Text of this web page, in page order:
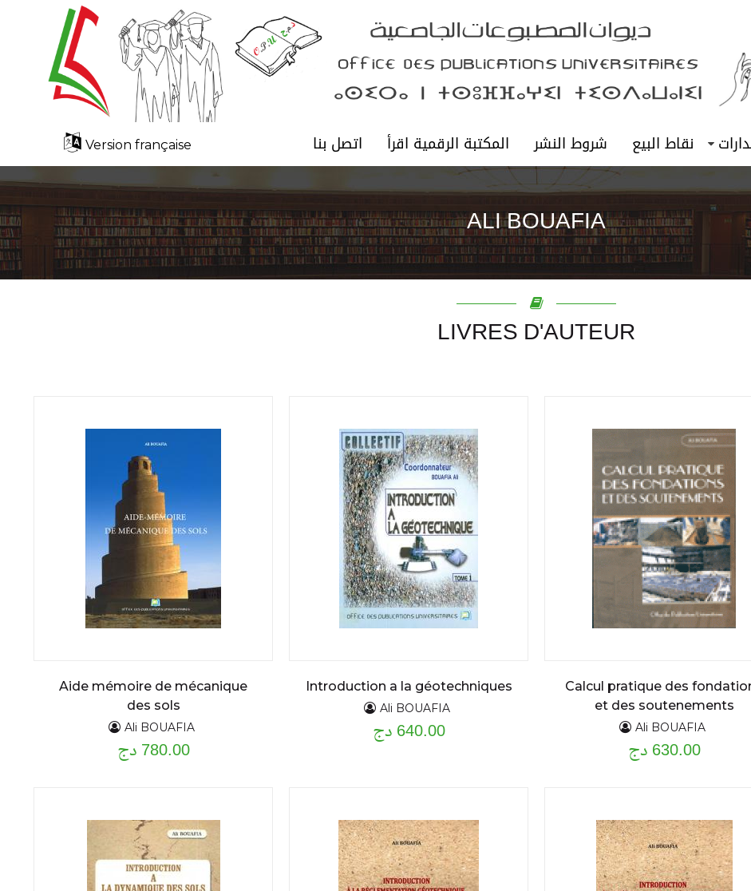
نقاط البيع شروط النشر المكتبة الرقمية اقرأ اتصل بنا Version française
ALI BOUAFIA
LIVRES D'AUTEUR
Calcul pratique des
et des soutenements
Ali BOUAFIA
630.00 دج
Introduction a la géotechniques
Ali BOUAFIA
640.00 دج
Aide mémoire de mécanique
des sols
Ali BOUAFIA
780.00 دج